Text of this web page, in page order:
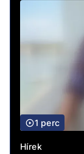
1 perc
Hírek